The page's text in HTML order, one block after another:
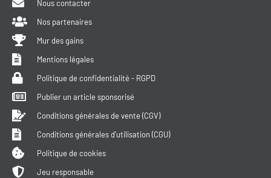
Nous contacter
Nos partenaires
Mur des gains
Mentions légales
Politique de confidentialité - RGPD
Publier un article sponsorisé
Conditions générales de vente (CGV)
Conditions générales d'utilisation (CGU)
Politique de cookies
Jeu responsable